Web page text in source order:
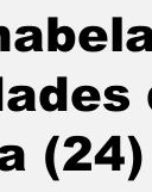
Especial
(24)